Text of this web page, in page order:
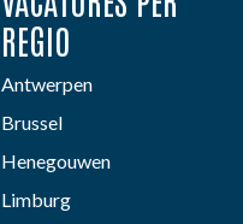
REGIO
Antwerpen
Brussel
Henegouwen
Limburg